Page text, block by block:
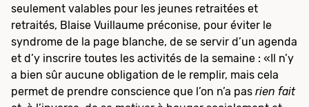
seulement valables pour les jeunes retraitées et
retraités, Blaise Vuillaume préconise, pour éviter le
syndrome de la page blanche, de se servir d’un agenda
et d’y inscrire toutes les activités de la semaine : «Il n’y
a bien sûr aucune obligation de le remplir, mais cela
permet de prendre conscience que l’on n’a pas rien fait